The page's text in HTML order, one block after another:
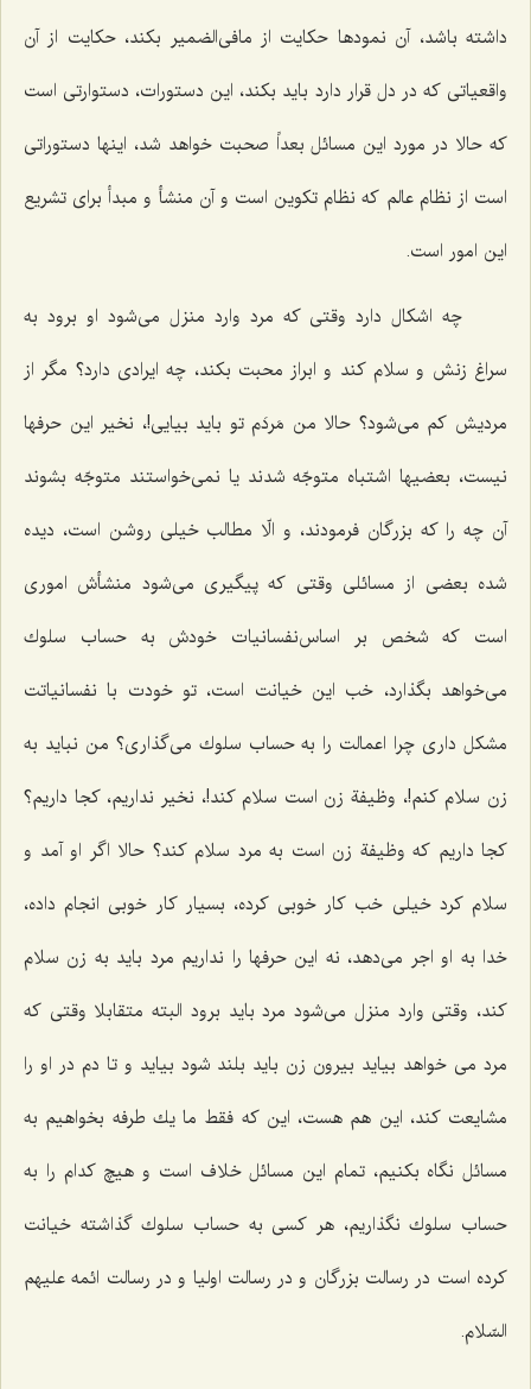
داشته باشد، آن نمودها حكایت از مافی‌الضمیر بكند، حكایت از آن
واقعیاتی كه در دل قرار دارد باید بكند، این دستورات، دستوارتی است
كه حالا در مورد این مسائل بعداً صحبت خواهد شد، اینها دستوراتی
است از نظام عالم كه نظام تكوین است و آن منشأ و مبدأ برای تشریع
این امور است.
چه اشكال دارد وقتی كه مرد وارد منزل می‌شود او برود به
سراغ زنش و سلام كند و ابراز محبت بكند، چه ایرادی دارد؟ مگر از
مردیش كم می‌شود؟ حالا من مَردَم تو باید بیایی!، نخیر این حرفها
نیست، بعضیها اشتباه متوجّه شدند یا نمی‌خواستند متوجّه بشوند
آن چه را كه بزرگان فرمودند، و الّا مطالب خیلی روشن است، دیده
شده بعضی از مسائلی وقتی كه پیگیری می‌شود منشأش اموری
است كه شخص بر اساس‌نفسانیات خودش به حساب سلوك
می‌خواهد بگذارد، خب این خیانت است، تو خودت با نفسانیاتت
مشكل داری چرا اعمالت را به حساب سلوك می‌گذاری؟ من نباید به
زن سلام كنم!، وظیفة زن است سلام كند!، نخیر نداریم، كجا داریم؟
كجا داریم كه وظیفة زن است به مرد سلام كند؟ حالا اگر او آمد و
سلام كرد خیلی خب كار خوبی كرده، بسیار كار خوبی انجام داده،
خدا به او اجر می‌دهد، نه این حرفها را نداریم مرد باید به زن سلام
كند، وقتی وارد منزل می‌شود مرد باید برود البته متقابلا وقتی كه
مرد می خواهد بیاید بیرون زن باید بلند شود بیاید و تا دم در او را
مشایعت كند، این هم هست، این كه فقط ما یك طرفه بخواهیم به
مسائل نگاه بكنیم، تمام این مسائل خلاف است و هیچ كدام را به
حساب سلوك نگذاریم، هر كسی به حساب سلوك گذاشته خیانت
كرده است در رسالت بزرگان و در رسالت اولیا و در رسالت ائمه علیهم
السّلام.